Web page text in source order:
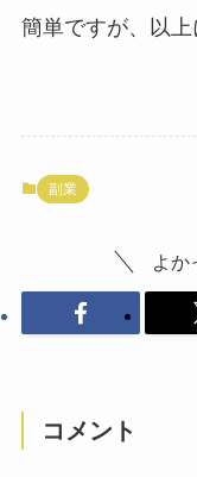
簡単ですが、以上
副業
よか
コメント